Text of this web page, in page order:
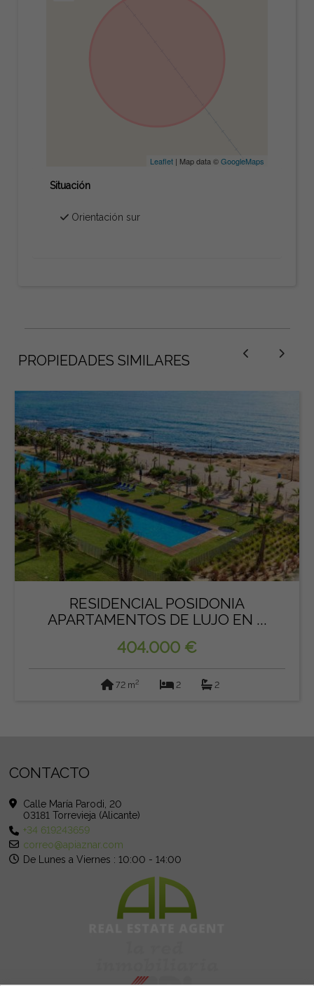
Leaflet| Map data ©GoogleMaps
Situación
Orientación sur
PROPIEDADES SIMILARES
RESIDENCIAL POSIDONIA
APARTAMENTOS DE LUJO EN ...
404.000 €
72 m2 2 2
CONTACTO
Calle María Parodi, 20
03181 Torrevieja (Alicante)
+34 619243659
correo@apiaznar.com
De Lunes a Viernes : 10:00 - 14:00